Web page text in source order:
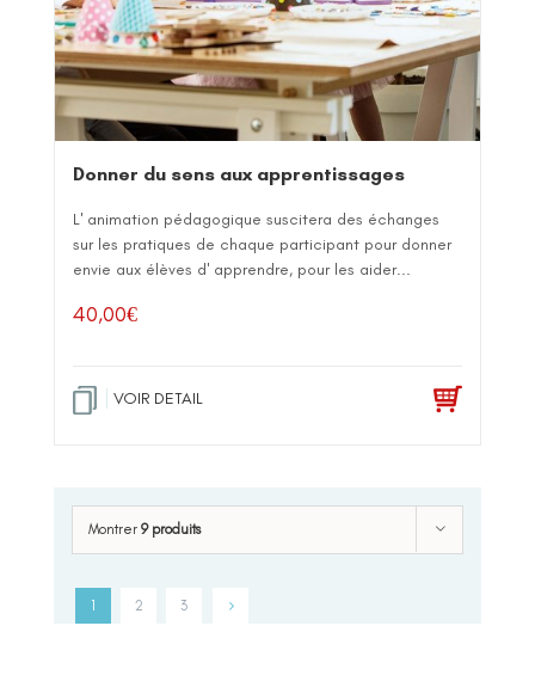
Donner du sens aux apprentissages
L' animation pédagogique suscitera des échanges
sur les pratiques de chaque participant pour donner
envie aux élèves d' apprendre, pour les aider...
40,00€
VOIR DETAIL
Montrer 9 produits
1 2 3